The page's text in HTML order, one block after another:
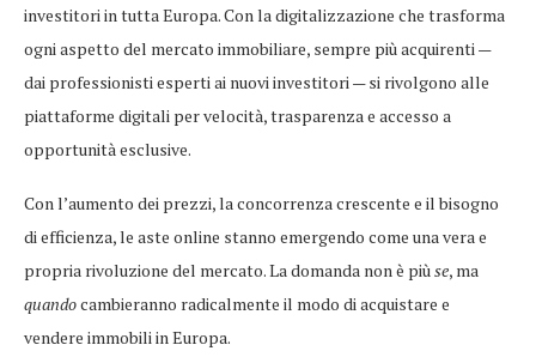
investitori in tutta Europa. Con la digitalizzazione che trasforma
ogni aspetto del mercato immobiliare, sempre più acquirenti —
dai professionisti esperti ai nuovi investitori — si rivolgono alle
piattaforme digitali per velocità, trasparenza e accesso a
opportunità esclusive.
Con l’aumento dei prezzi, la concorrenza crescente e il bisogno
di efficienza, le aste online stanno emergendo come una vera e
propria rivoluzione del mercato. La domanda non è piùse, ma
quandocambieranno radicalmente il modo di acquistare e
vendere immobili in Europa.